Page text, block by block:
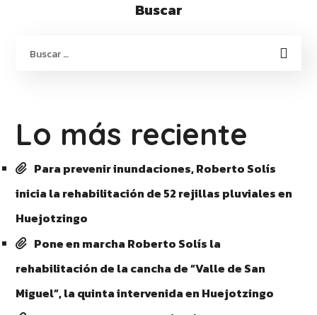
Buscar
Lo más reciente
Para prevenir inundaciones, Roberto Solís
inicia la rehabilitación de 52 rejillas pluviales en
Huejotzingo
Pone en marcha Roberto Solís la
rehabilitación de la cancha de “Valle de San
Miguel”, la quinta intervenida en Huejotzingo